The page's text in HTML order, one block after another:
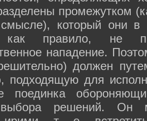
промежутком
который они в
как правило, не
нападение.
должен
подходящую для
поединка
решений. Он